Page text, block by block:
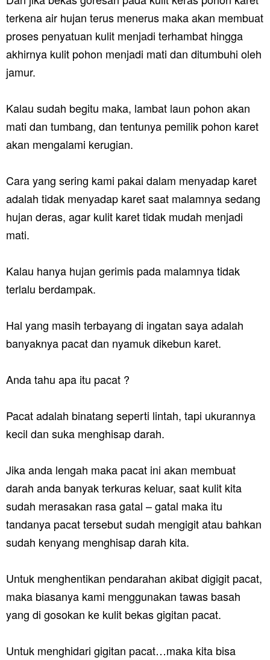
terkena air hujan terus menerus maka akan membuat
proses penyatuan kulit menjadi terhambat hingga
akhirnya kulit pohon menjadi mati dan ditumbuhi oleh
jamur.
Kalau sudah begitu maka, lambat laun pohon akan
mati dan tumbang, dan tentunya pemilik pohon karet
akan mengalami kerugian.
Cara yang sering kami pakai dalam menyadap karet
adalah tidak menyadap karet saat malamnya sedang
hujan deras, agar kulit karet tidak mudah menjadi
mati.
Kalau hanya hujan gerimis pada malamnya tidak
terlalu berdampak.
Hal yang masih terbayang di ingatan saya adalah
banyaknya pacat dan nyamuk dikebun karet.
Anda tahu apa itu pacat ?
Pacat adalah binatang seperti lintah, tapi ukurannya
kecil dan suka menghisap darah.
Jika anda lengah maka pacat ini akan membuat
darah anda banyak terkuras keluar, saat kulit kita
sudah merasakan rasa gatal – gatal maka itu
tandanya pacat tersebut sudah mengigit atau bahkan
sudah kenyang menghisap darah kita.
Untuk menghentikan pendarahan akibat digigit pacat,
maka biasanya kami menggunakan tawas basah
yang di gosokan ke kulit bekas gigitan pacat.
Untuk menghidari gigitan pacat…maka kita bisa